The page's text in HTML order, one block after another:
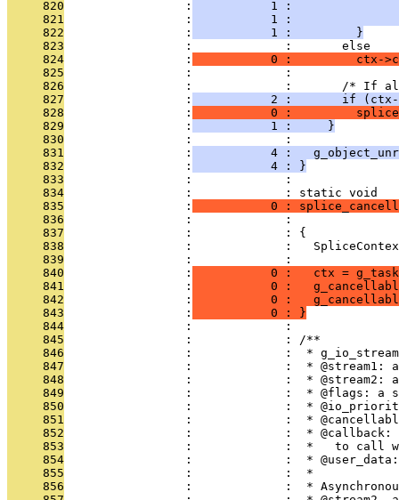
     820
                 :
1 :
     821
                 :
1 :
     822
                 :
           1 :         }
     823
                 :             :       else
     824
                 :
0 :         ctx-
     825
                 :             :
     826
:             :       /* If
     827
                 :
2 :       if
     828
                 :
0 :
     829
                 :
           1 :     }
     830
                 :             :
     831
                 :
4 :
     832
                 :
           4 : }
     833
                 :             :
     834
                 :             : static void
     835
                 :
0 :
     836
:             :
     837
                 :             : {
     838
:             :
     839
                 :             :
     840
                 :
0 :   ctx =
     841
                 :
0 :
     842
                 :
0 :
     843
                 :
           0 : }
     844
                 :             :
     845
                 :             : /**
     846
:             :  *
     847
:             :  * @stream1:
     848
:             :  * @stream2:
     849
:             :  * @flags: a
     850
:             :  *
     851
:             :  *
     852
:             :  *
     853
:             :  *   to call
     854
:             :  *
     855
                 :             :  *
     856
:             :  *